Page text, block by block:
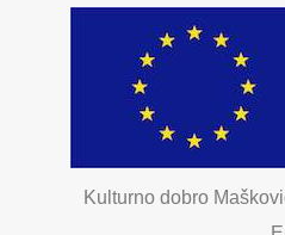
Kulturno dobro